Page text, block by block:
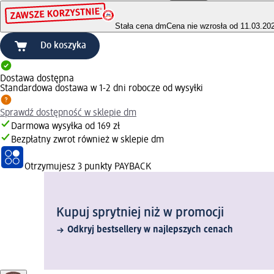
Stała cena dmCena nie wzrosła od
Do koszyka
Dostawa dostępna
Standardowa dostawa w 1-2 dni robocze od wysyłki
Sprawdź dostępność w sklepie dm
Darmowa wysyłka od 169 zł
Bezpłatny zwrot również w sklepie dm
Otrzymujesz 3 punkty PAYBACK
Kupuj sprytniej niż w promocji
Odkryj bestsellery w najlepszych cenach